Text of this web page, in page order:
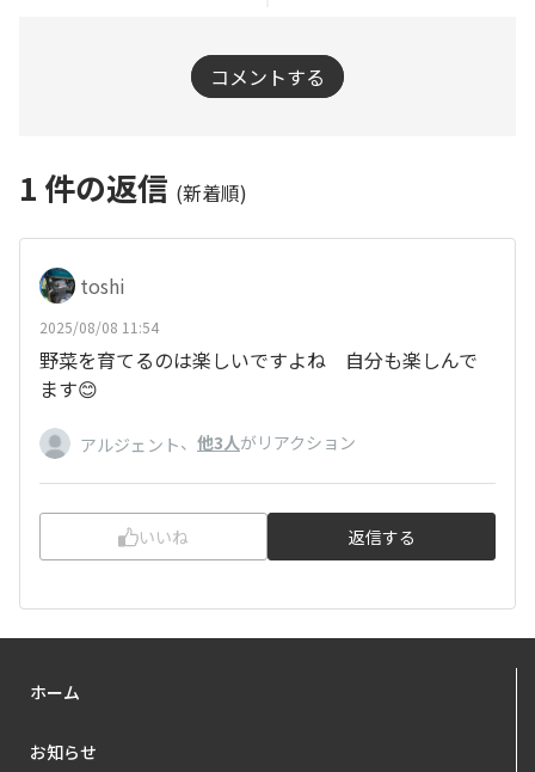
コメントする
1 件の返信 (新着順)
toshi
2025/08/08 11:54
野菜を育てるのは楽しいですよね 自分も楽しんで
ます😊
アルジェント、 他3人がリアクション
いいね 返信する
ホーム
お知らせ